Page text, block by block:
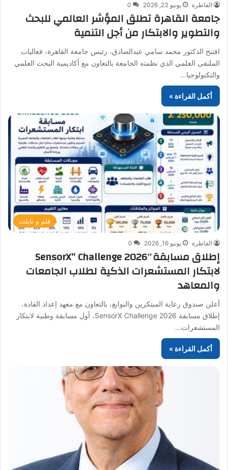
القاطرة يونيو 23, 2026 0
جامعة القاهرة تطلق المؤشر العالمي للبحث
والتطوير والابتكار من أجل التنمية
افتتح الدكتور محمد سامي عبدالصادق، رئيس جامعة القاهرة، فعاليات
الملتقى العلمي الذي نظمته الجامعة بالتعاون مع أكاديمية البحث العلمي
والتكنولوجيا…
أكمل القراءة »
قلم و تابلت
القاطرة يونيو 16, 2026 0
إطلاق مسابقةSensorX” Challenge 2026″
لابتكار المستشعرات الذكية لطلاب الجامعات
والمعاهد
أعلن صندوق رعاية المبتكرين والنوابغ، بالتعاون مع معهد إعداد القادة،
إطلاق مسابقة SensorX Challenge 2026، أول مسابقة وطنية لابتكار
المستشعرات…
أكمل القراءة »